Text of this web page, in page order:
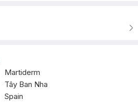
Martiderm
Tây Ban Nha
Spain